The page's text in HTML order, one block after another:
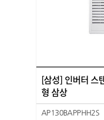
[삼성] 인버터 스
형 삼상
AP130BAPPHH2S